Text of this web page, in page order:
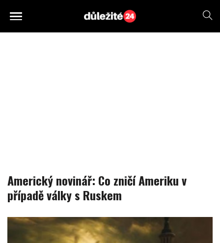
Americký novinář: Co zničí Ameriku v
případě války s Ruskem